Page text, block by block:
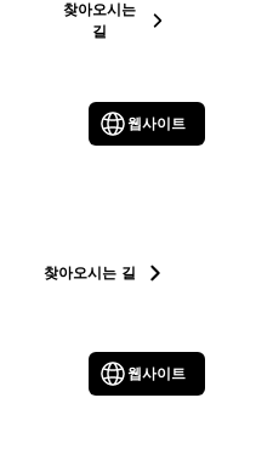
찾아오시는
길
웹사이트
찾아오시는 길
웹사이트